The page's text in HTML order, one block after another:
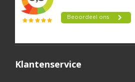
Klantenservice